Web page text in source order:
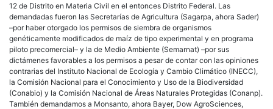
12 de Distrito en Materia Civil en el entonces Distrito Federal. Las
demandadas fueron las Secretarías de Agricultura (Sagarpa, ahora Sader)
–por haber otorgado los permisos de siembra de organismos
genéticamente modificados de maíz de tipo experimental y en programa
piloto precomercial– y la de Medio Ambiente (Semarnat) –por sus
dictámenes favorables a los permisos a pesar de contar con las opiniones
contrarias del Instituto Nacional de Ecología y Cambio Climático (INECC),
la Comisión Nacional para el Conocimiento y Uso de la Biodiversidad
(Conabio) y la Comisión Nacional de Áreas Naturales Protegidas (Conanp).
También demandamos a Monsanto, ahora Bayer, Dow AgroSciences,